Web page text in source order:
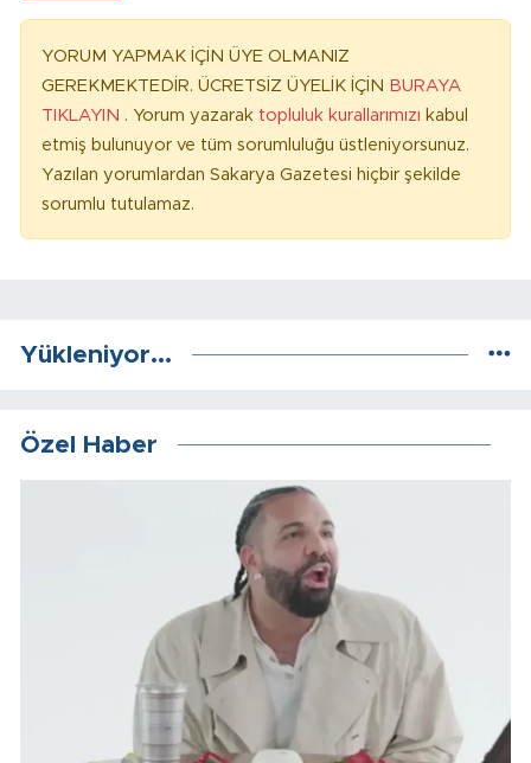
YORUM YAPMAK İÇİN ÜYE OLMANIZ
GEREKMEKTEDİR. ÜCRETSİZ ÜYELİK İÇİN BURAYA
TIKLAYIN . Yorum yazarak topluluk kurallarımızı kabul
etmiş bulunuyor ve tüm sorumluluğu üstleniyorsunuz.
Yazılan yorumlardan Sakarya Gazetesi hiçbir şekilde
sorumlu tutulamaz.
Yükleniyor...
Özel Haber